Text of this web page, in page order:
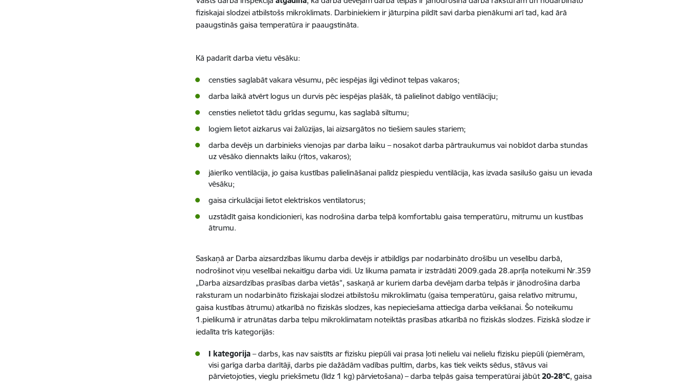
fiziskajai slodzei atbilstošs mikroklimats. Darbiniekiem ir jāturpina pildīt savi darba pienākumi arī tad, kad ārā
paaugstinās gaisa temperatūra ir paaugstināta.
Kā padarīt darba vietu vēsāku:
censties saglabāt vakara vēsumu, pēc iespējas ilgi vēdinot telpas vakaros;
darba laikā atvērt logus un durvis pēc iespējas plašāk, tā palielinot dabīgo ventilāciju;
censties nelietot tādu grīdas segumu, kas saglabā siltumu;
logiem lietot aizkarus vai žalūzijas, lai aizsargātos no tiešiem saules stariem;
darba devējs un darbinieks vienojas par darba laiku – nosakot darba pārtraukumus vai nobīdot darba stundas
uz vēsāko diennakts laiku (rītos, vakaros);
jāierīko ventilācija, jo gaisa kustības palielināšanai palīdz piespiedu ventilācija, kas izvada sasilušo gaisu un ievada
vēsāku;
gaisa cirkulācijai lietot elektriskos ventilatorus;
uzstādīt gaisa kondicionieri, kas nodrošina darba telpā komfortablu gaisa temperatūru, mitrumu un kustības
ātrumu.
Saskaņā ar Darba aizsardzības likumu darba devējs ir atbildīgs par nodarbināto drošību un veselību darbā,
nodrošinot viņu veselībai nekaitīgu darba vidi. Uz likuma pamata ir izstrādāti 2009.gada 28.aprīļa noteikumi Nr.359
„Darba aizsardzības prasības darba vietās”, saskaņā ar kuriem darba devējam darba telpās ir jānodrošina darba
raksturam un nodarbināto fiziskajai slodzei atbilstošu mikroklimatu (gaisa temperatūru, gaisa relatīvo mitrumu,
gaisa kustības ātrumu) atkarībā no fiziskās slodzes, kas nepieciešama attiecīga darba veikšanai. Šo noteikumu
1.pielikumā ir atrunātas darba telpu mikroklimatam noteiktās prasības atkarībā no fiziskās slodzes. Fiziskā slodze ir
iedalīta trīs kategorijās:
I kategorija – darbs, kas nav saistīts ar fizisku piepūli vai prasa ļoti nelielu vai nelielu fizisku piepūli (piemēram,
visi garīga darba darītāji, darbs pie dažādām vadības pultīm, darbs, kas tiek veikts sēdus, stāvus vai
pārvietojoties, vieglu priekšmetu (līdz 1 kg) pārvietošana) – darba telpās gaisa temperatūrai jābūt20-28°C, gaisa